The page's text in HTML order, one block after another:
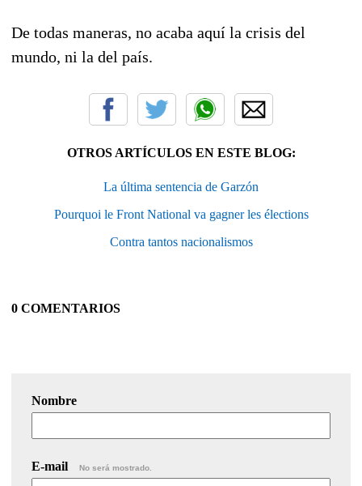
De todas maneras, no acaba aquí la crisis del
mundo, ni la del país.
OTROS ARTÍCULOS EN ESTE BLOG:
La última sentencia de Garzón
Pourquoi le Front National va gagner les élections
Contra tantos nacionalismos
0 COMENTARIOS
Nombre
E-mail No será mostrado.